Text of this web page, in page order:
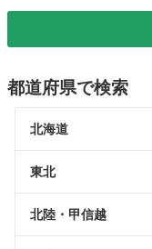
都道府県で検索
北海道
東北
北陸・甲信越